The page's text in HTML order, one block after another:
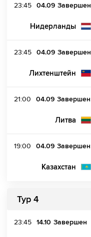
23:45 04.09 Завершен
Нидерланды
23:45 04.09 Завершен
Лихтенштейн
21:00 04.09 Завершен
Литва
19:00 04.09 Завершен
Казахстан
Тур 4
23:45 14.10 Завершен